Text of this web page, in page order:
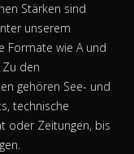
Stärken sind
unserem
Formate wie A und
Zu den
gehören See- und
technische
oder Zeitungen, bis